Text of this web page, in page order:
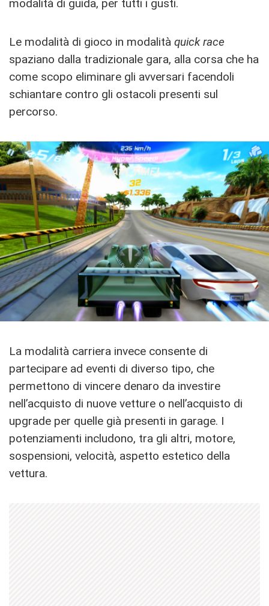
modalità di guida, per tutti i gusti.
Le modalità di gioco in modalità quick race
spaziano dalla tradizionale gara, alla corsa che ha
come scopo eliminare gli avversari facendoli
schiantare contro gli ostacoli presenti sul
percorso.
La modalità carriera invece consente di
partecipare ad eventi di diverso tipo, che
permettono di vincere denaro da investire
nell’acquisto di nuove vetture o nell’acquisto di
upgrade per quelle già presenti in garage. I
potenziamenti includono, tra gli altri, motore,
sospensioni, velocità, aspetto estetico della
vettura.